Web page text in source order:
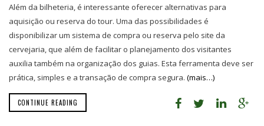
Além da bilheteria, é interessante oferecer alternativas para
aquisição ou reserva do tour. Uma das possibilidades é
disponibilizar um sistema de compra ou reserva pelo site da
cervejaria, que além de facilitar o planejamento dos visitantes
auxilia também na organização dos guias. Esta ferramenta deve ser
prática, simples e a transação de compra segura. (mais…)
CONTINUE READING